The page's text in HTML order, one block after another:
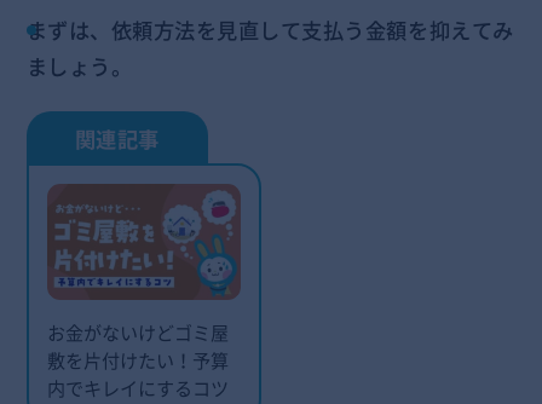
まずは、依頼方法を見直して支払う金額を抑えてみ
ましょう。
お金がないけどゴミ屋
敷を片付けたい！予算
内でキレイにするコツ